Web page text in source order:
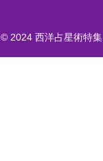
© 2024 西洋占星術特集.